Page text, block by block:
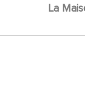
La